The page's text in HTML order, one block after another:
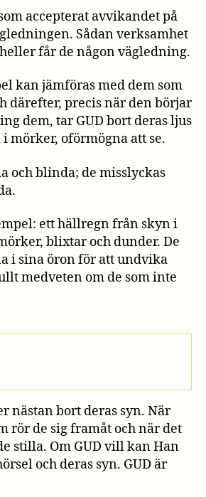
accepterat avvikandet på
Sådan verksamhet
får de någon vägledning.
kan jämföras med dem som
därefter, precis när den börjar
dem, tar GUD bort deras ljus
mörker, oförmögna att se.
och blinda; de misslyckas
ett hällregn från skyn i
blixtar och dunder. De
i sina öron för att undvika
medveten om de som inte
nästan bort deras syn. När
rör de sig framåt och när det
stilla. Om GUD vill kan Han
och deras syn. GUD är